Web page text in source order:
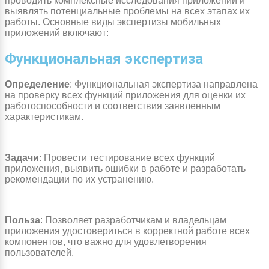
выявлять потенциальные проблемы на всех этапах их
работы. Основные виды экспертизы мобильных
приложений включают:
Функциональная экспертиза
Определение: Функциональная экспертиза направлена
на проверку всех функций приложения для оценки их
работоспособности и соответствия заявленным
характеристикам.
Задачи: Провести тестирование всех функций
приложения, выявить ошибки в работе и разработать
рекомендации по их устранению.
Польза: Позволяет разработчикам и владельцам
приложения удостовериться в корректной работе всех
компонентов, что важно для удовлетворения
пользователей.